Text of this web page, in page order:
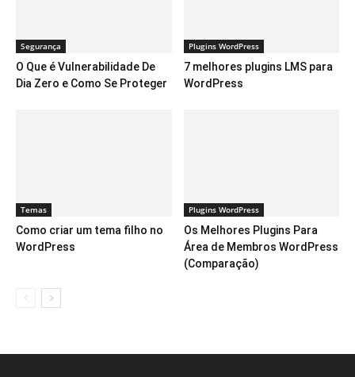
Segurança
O Que é Vulnerabilidade De
Dia Zero e Como Se Proteger
Plugins WordPress
7 melhores plugins LMS para
WordPress
Temas
Como criar um tema filho no
WordPress
Plugins WordPress
Os Melhores Plugins Para
Área de Membros WordPress
(Comparação)